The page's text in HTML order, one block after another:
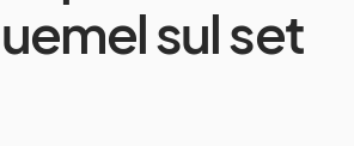
sul set